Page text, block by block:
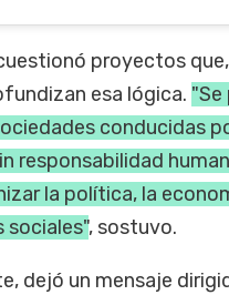
proyectos
esa lógica. "Se
conducidas
responsabilidad
la política, la
sociales", sostuvo.
dejó un mensaje